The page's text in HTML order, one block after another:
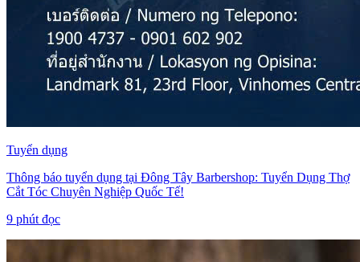
Tuyển dụng
Thông báo tuyển dụng tại Đông Tây Barbershop: Tuyển Dụng Thợ
Cắt Tóc Chuyên Nghiệp Quốc Tế!
9 phút đọc